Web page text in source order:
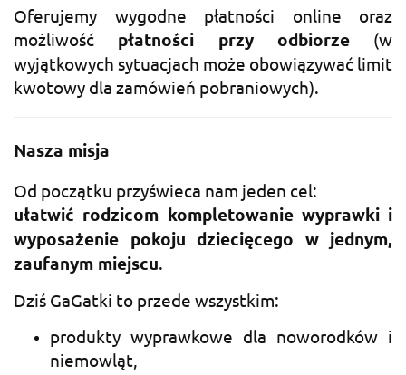
Oferujemy wygodne płatności online oraz
możliwość płatności przy odbiorze (w
wyjątkowych sytuacjach może obowiązywać limit
kwotowy dla zamówień pobraniowych).
Nasza misja
Od początku przyświeca nam jeden cel:
ułatwić rodzicom kompletowanie wyprawki i
wyposażenie pokoju dziecięcego w jednym,
zaufanym miejscu.
Dziś GaGatki to przede wszystkim:
produkty wyprawkowe dla noworodków i
niemowląt,